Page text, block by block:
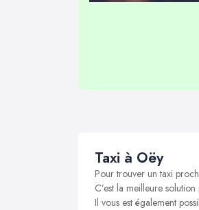
Taxi à Oëy
Pour trouver un taxi
C’est la meilleure
Il vous est également